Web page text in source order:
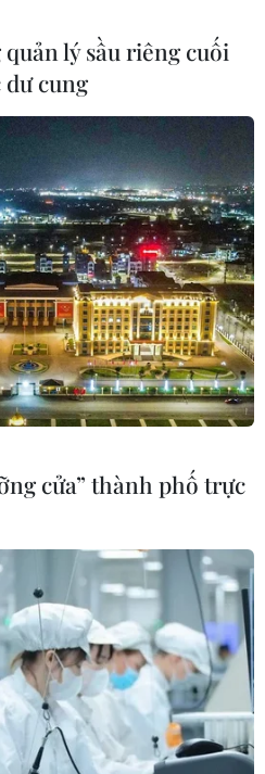
lý sầu riêng cuối
cung
cửa” thành phố trực